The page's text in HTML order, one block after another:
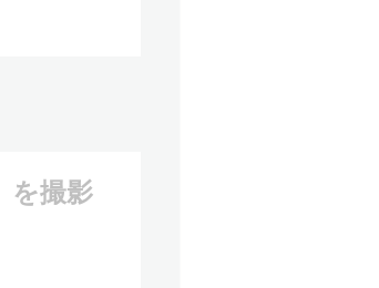
を撮影